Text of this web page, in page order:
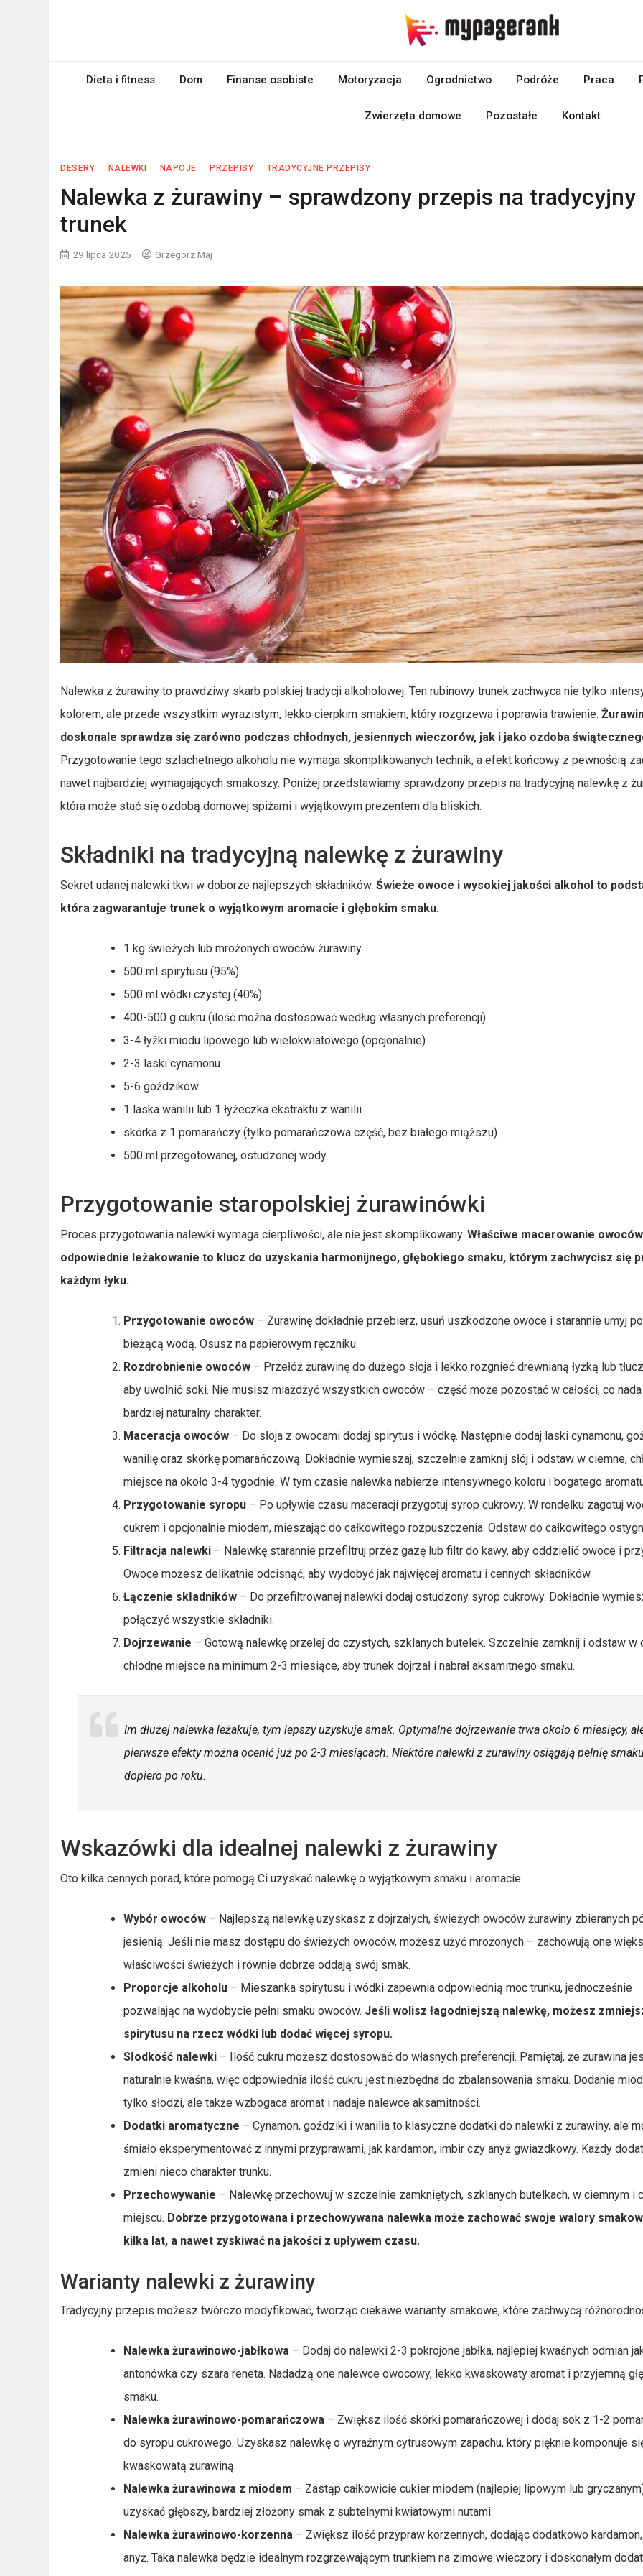
myPageRank.pl
Dieta i fitness Dom Finanse osobiste Motoryzacja Ogrodnictwo Podróże Praca
Zwierzęta domowe Pozostałe Kontakt
DESERY NALEWKI NAPOJE PRZEPISY TRADYCYJNE PRZEPISY
Nalewka z żurawiny – sprawdzony przepis na tradycyjny
trunek
29 lipca 2025 Grzegorz Maj
Nalewka z żurawiny to prawdziwy skarb polskiej tradycji alkoholowej. Ten rubinowy trunek zachwyca nie tylko
kolorem, ale przede wszystkim wyrazistym, lekko cierpkim smakiem, który rozgrzewa i poprawia trawienie.
doskonale sprawdza się zarówno podczas chłodnych, jesiennych wieczorów, jak i jako ozdoba
Przygotowanie tego szlachetnego alkoholu nie wymaga skomplikowanych technik, a efekt końcowy z pewnością
nawet najbardziej wymagających smakoszy. Poniżej przedstawiamy sprawdzony przepis na tradycyjną nalewkę z
która może stać się ozdobą domowej spiżarni i wyjątkowym prezentem dla bliskich.
Składniki na tradycyjną nalewkę z żurawiny
Sekret udanej nalewki tkwi w doborze najlepszych składników.Świeże owoce i wysokiej jakości alkohol to
która zagwarantuje trunek o wyjątkowym aromacie i głębokim smaku.
1 kg świeżych lub mrożonych owoców żurawiny
500 ml spirytusu (95%)
500 ml wódki czystej (40%)
400-500 g cukru (ilość można dostosować według własnych preferencji)
3-4 łyżki miodu lipowego lub wielokwiatowego (opcjonalnie)
2-3 laski cynamonu
5-6 goździków
1 laska wanilii lub 1 łyżeczka ekstraktu z wanilii
skórka z 1 pomarańczy (tylko pomarańczowa część, bez białego miąższu)
500 ml przegotowanej, ostudzonej wody
Przygotowanie staropolskiej żurawinówki
Proces przygotowania nalewki wymaga cierpliwości, ale nie jest skomplikowany.Właściwe macerowanie
odpowiednie leżakowanie to klucz do uzyskania harmonijnego, głębokiego smaku, którym zachwycisz się
każdym łyku.
Przygotowanie owoców – Żurawinę dokładnie przebierz, usuń uszkodzone owoce i starannie umyj
bieżącą wodą. Osusz na papierowym ręczniku.
Rozdrobnienie owoców – Przełóż żurawinę do dużego słoja i lekko rozgnieć drewnianą łyżką lub
aby uwolnić soki. Nie musisz miażdżyć wszystkich owoców – część może pozostać w całości, co
bardziej naturalny charakter.
Maceracja owoców – Do słoja z owocami dodaj spirytus i wódkę. Następnie dodaj laski cynamonu,
wanilię oraz skórkę pomarańczową. Dokładnie wymieszaj, szczelnie zamknij słój i odstaw w ciemne,
miejsce na około 3-4 tygodnie. W tym czasie nalewka nabierze intensywnego koloru i bogatego
Przygotowanie syropu – Po upływie czasu maceracji przygotuj syrop cukrowy. W rondelku zagotuj
cukrem i opcjonalnie miodem, mieszając do całkowitego rozpuszczenia. Odstaw do całkowitego
Filtracja nalewki – Nalewkę starannie przefiltruj przez gazę lub filtr do kawy, aby oddzielić owoce i
Owoce możesz delikatnie odcisnąć, aby wydobyć jak najwięcej aromatu i cennych składników.
Łączenie składników – Do przefiltrowanej nalewki dodaj ostudzony syrop cukrowy. Dokładnie
połączyć wszystkie składniki.
Dojrzewanie – Gotową nalewkę przelej do czystych, szklanych butelek. Szczelnie zamknij i odstaw w
chłodne miejsce na minimum 2-3 miesiące, aby trunek dojrzał i nabrał aksamitnego smaku.
Im dłużej nalewka leżakuje, tym lepszy uzyskuje smak. Optymalne dojrzewanie trwa około 6 miesięcy,
pierwsze efekty można ocenić już po 2-3 miesiącach. Niektóre nalewki z żurawiny osiągają pełnię smaku
dopiero po roku.
Wskazówki dla idealnej nalewki z żurawiny
Oto kilka cennych porad, które pomogą Ci uzyskać nalewkę o wyjątkowym smaku i aromacie:
Wybór owoców – Najlepszą nalewkę uzyskasz z dojrzałych, świeżych owoców żurawiny zbieranych
jesienią. Jeśli nie masz dostępu do świeżych owoców, możesz użyć mrożonych – zachowują one
właściwości świeżych i równie dobrze oddają swój smak.
Proporcje alkoholu – Mieszanka spirytusu i wódki zapewnia odpowiednią moc trunku, jednocześnie
pozwalając na wydobycie pełni smaku owoców. Jeśli wolisz łagodniejszą nalewkę, możesz
spirytusu na rzecz wódki lub dodać więcej syropu.
Słodkość nalewki – Ilość cukru możesz dostosować do własnych preferencji. Pamiętaj, że żurawina
naturalnie kwaśna, więc odpowiednia ilość cukru jest niezbędna do zbalansowania smaku. Dodanie
tylko słodzi, ale także wzbogaca aromat i nadaje nalewce aksamitności.
Dodatki aromatyczne – Cynamon, goździki i wanilia to klasyczne dodatki do nalewki z żurawiny, ale
śmiało eksperymentować z innymi przyprawami, jak kardamon, imbir czy anyż gwiazdkowy. Każdy
zmieni nieco charakter trunku.
Przechowywanie – Nalewkę przechowuj w szczelnie zamkniętych, szklanych butelkach, w ciemnym i
miejscu. Dobrze przygotowana i przechowywana nalewka może zachować swoje walory
kilka lat, a nawet zyskiwać na jakości z upływem czasu.
Warianty nalewki z żurawiny
Tradycyjny przepis możesz twórczo modyfikować, tworząc ciekawe warianty smakowe, które zachwycą
Nalewka żurawinowo-jabłkowa – Dodaj do nalewki 2-3 pokrojone jabłka, najlepiej kwaśnych odmian
antonówka czy szara reneta. Nadadzą one nalewce owocowy, lekko kwaskowaty aromat i przyjemną
smaku.
Nalewka żurawinowo-pomarańczowa – Zwiększ ilość skórki pomarańczowej i dodaj sok z 1-2
do syropu cukrowego. Uzyskasz nalewkę o wyraźnym cytrusowym zapachu, który pięknie komponuje
kwaskowatą żurawiną.
Nalewka żurawinowa z miodem – Zastąp całkowicie cukier miodem (najlepiej lipowym lub
uzyskać głębszy, bardziej złożony smak z subtelnymi kwiatowymi nutami.
Nalewka żurawinowo-korzenna – Zwiększ ilość przypraw korzennych, dodając dodatkowo
anyż. Taka nalewka będzie idealnym rozgrzewającym trunkiem na zimowe wieczory i doskonałym